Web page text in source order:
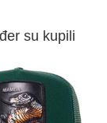
su kupili